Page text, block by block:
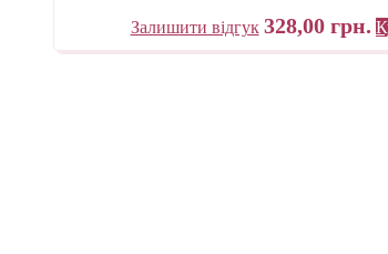
Залишити відгук 328,00 грн.